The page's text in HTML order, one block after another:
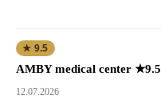
★ 9.5
AMBY medical center ★9.5
12.07.2026